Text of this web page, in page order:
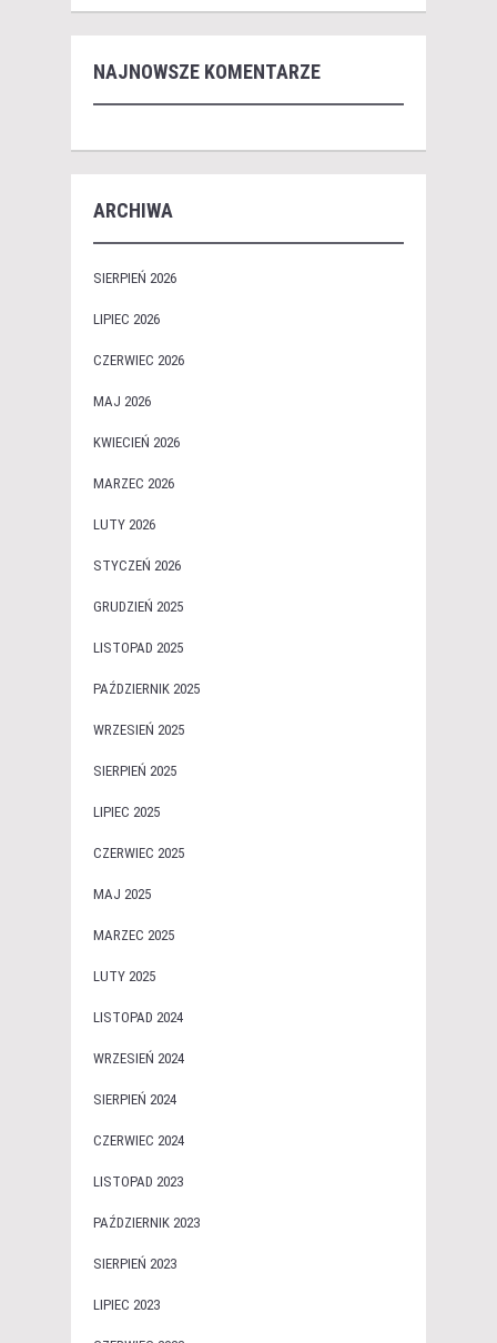
NAJNOWSZE KOMENTARZE
ARCHIWA
SIERPIEŃ 2026
LIPIEC 2026
CZERWIEC 2026
MAJ 2026
KWIECIEŃ 2026
MARZEC 2026
LUTY 2026
STYCZEŃ 2026
GRUDZIEŃ 2025
LISTOPAD 2025
PAŹDZIERNIK 2025
WRZESIEŃ 2025
SIERPIEŃ 2025
LIPIEC 2025
CZERWIEC 2025
MAJ 2025
MARZEC 2025
LUTY 2025
LISTOPAD 2024
WRZESIEŃ 2024
SIERPIEŃ 2024
CZERWIEC 2024
LISTOPAD 2023
PAŹDZIERNIK 2023
SIERPIEŃ 2023
LIPIEC 2023